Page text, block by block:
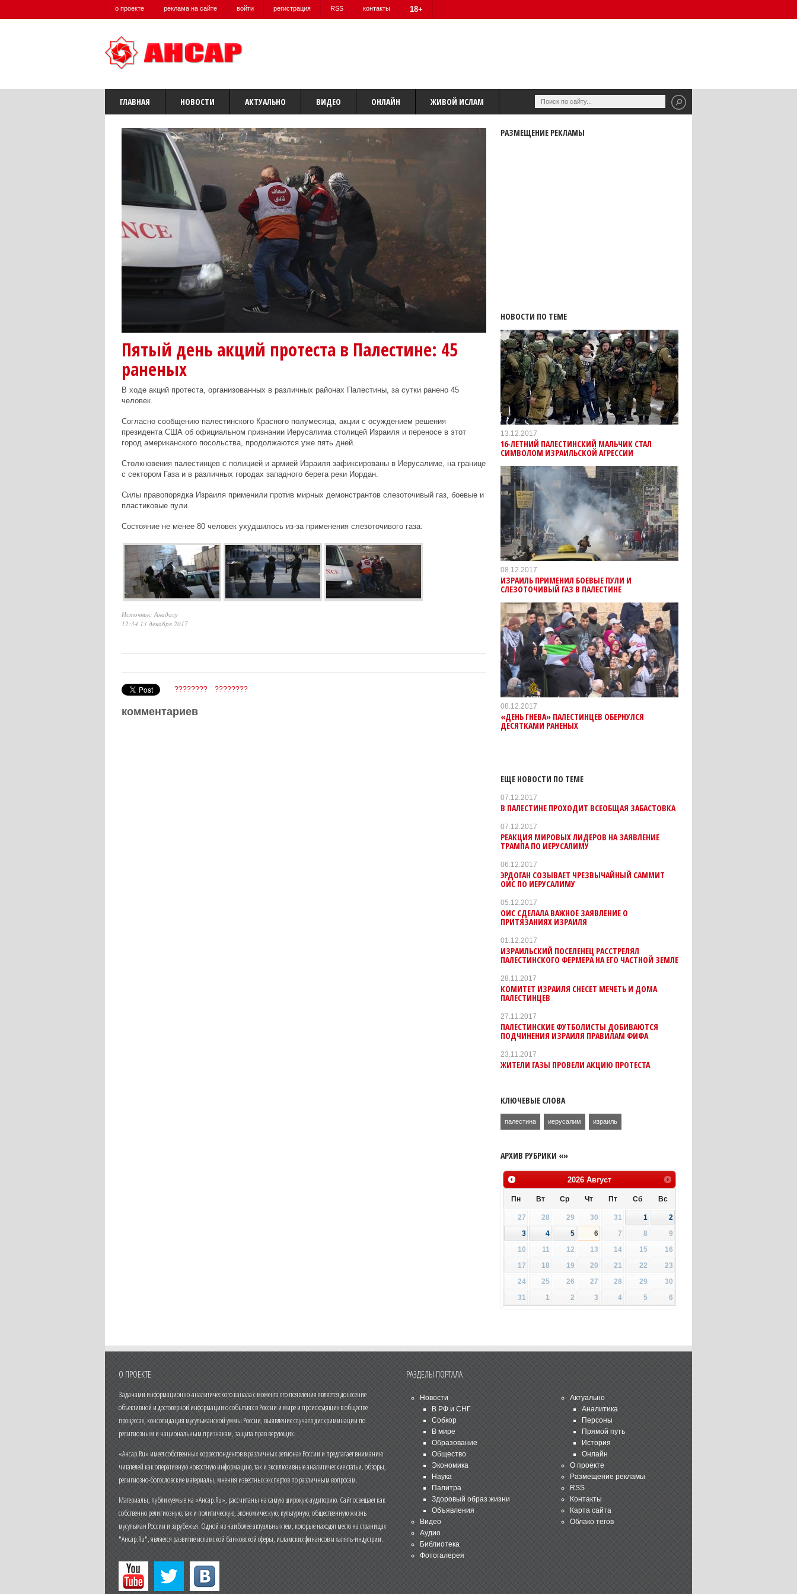
о проекте реклама на сайте войти регистрация RSS контакты 18+
ГЛАВНАЯ НОВОСТИ АКТУАЛЬНО ВИДЕО ОНЛАЙН ЖИВОЙ ИСЛАМ
Пятый день акций протеста в Палестине: 45
раненых
В ходе акций протеста, организованных в различных районах Палестины, за сутки ранено 45
человек.
Согласно сообщению палестинского Красного полумесяца, акции с осуждением решения
президента США об официальном признании Иерусалима столицей Израиля и переносе в этот
город американского посольства, продолжаются уже пять дней.
Столкновения палестинцев с полицией и армией Израиля зафиксированы в Иерусалиме, на границе
с сектором Газа и в различных городах западного берега реки Иордан.
Силы правопорядка Израиля применили против мирных демонстрантов слезоточивый газ, боевые и
пластиковые пули.
Состояние не менее 80 человек ухудшилось из-за применения слезоточивого газа.
Источник: Анадолу
12:34 13 декабря 2017
???????? ????????
комментариев
РАЗМЕЩЕНИЕ РЕКЛАМЫ
НОВОСТИ ПО ТЕМЕ
13.12.2017
16-ЛЕТНИЙ ПАЛЕСТИНСКИЙ МАЛЬЧИК СТАЛ
СИМВОЛОМ ИЗРАИЛЬСКОЙ АГРЕССИИ
08.12.2017
ИЗРАИЛЬ ПРИМЕНИЛ БОЕВЫЕ ПУЛИ И
СЛЕЗОТОЧИВЫЙ ГАЗ В ПАЛЕСТИНЕ
08.12.2017
«ДЕНЬ ГНЕВА» ПАЛЕСТИНЦЕВ ОБЕРНУЛСЯ
ДЕСЯТКАМИ РАНЕНЫХ
ЕЩЕ НОВОСТИ ПО ТЕМЕ
07.12.2017
В ПАЛЕСТИНЕ ПРОХОДИТ ВСЕОБЩАЯ ЗАБАСТОВКА
07.12.2017
РЕАКЦИЯ МИРОВЫХ ЛИДЕРОВ НА ЗАЯВЛЕНИЕ
ТРАМПА ПО ИЕРУСАЛИМУ
06.12.2017
ЭРДОГАН СОЗЫВАЕТ ЧРЕЗВЫЧАЙНЫЙ САММИТ
ОИС ПО ИЕРУСАЛИМУ
05.12.2017
ОИС СДЕЛАЛА ВАЖНОЕ ЗАЯВЛЕНИЕ О
ПРИТЯЗАНИЯХ ИЗРАИЛЯ
01.12.2017
ИЗРАИЛЬСКИЙ ПОСЕЛЕНЕЦ РАССТРЕЛЯЛ
ПАЛЕСТИНСКОГО ФЕРМЕРА НА ЕГО ЧАСТНОЙ ЗЕМЛЕ
28.11.2017
КОМИТЕТ ИЗРАИЛЯ СНЕСЕТ МЕЧЕТЬ И ДОМА
ПАЛЕСТИНЦЕВ
27.11.2017
ПАЛЕСТИНСКИЕ ФУТБОЛИСТЫ ДОБИВАЮТСЯ
ПОДЧИНЕНИЯ ИЗРАИЛЯ ПРАВИЛАМ ФИФА
23.11.2017
ЖИТЕЛИ ГАЗЫ ПРОВЕЛИ АКЦИЮ ПРОТЕСТА
КЛЮЧЕВЫЕ СЛОВА
палестина иерусалим израиль
АРХИВ РУБРИКИ «»
2026 Август
Пн Вт Ср Чт Пт Сб Вс
27 28 29 30 31 1
2
3
4 5 6 7 8
9
10
11 12 13 14 15
16
17
18 19 20 21 22
23
24
25 26 27 28 29
30
31
1 2 3 4 5 6
О ПРОЕКТЕ
Задачами информационно-аналитического канала с момента его появления является донесение
объективной и достоверной информации о событиях в России и мире и происходящих в обществе
процессах, консолидация мусульманской уммы России, выявление случаев дискриминации по
религиозным и национальным признакам, защита прав верующих.
«Ансар.Ru» имеет собственных корреспондентов в различных регионах России и предлагает вниманию
читателей как оперативную новостную информацию, так и эксклюзивные аналитические статьи, обзоры,
религиозно-богословские материалы, мнения известных экспертов по различным вопросам.
Материалы, публикуемые на «Ансар.Ru», рассчитаны на самую широкую аудиторию. Сайт освещает как
собственно религиозную, так и политическую, экономическую, культурную, общественную жизнь
мусульман России и зарубежья. Одной из наиболее актуальных тем, которые находят место на страницах
"Ансар.Ru", является развитие исламской банковской сферы, исламских финансов и халяль-индустрии.
РАЗДЕЛЫ ПОРТАЛА
Новости
В РФ и СНГ
Собкор
В мире
Образование
Общество
Экономика
Наука
Палитра
Здоровый образ жизни
Объявления
Видео
Аудио
Библиотека
Фотогалерея
Актуально
Аналитика
Персоны
Прямой путь
История
Онлайн
О проекте
Размещение рекламы
RSS
Контакты
Карта сайта
Облако тегов